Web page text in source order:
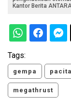
Kantor Berita
Tags:
gempa
megathrust